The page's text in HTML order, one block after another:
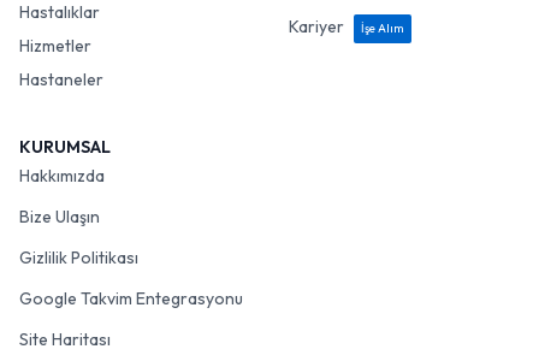
Hastalıklar
Hizmetler
Hastaneler
Kariyer
İşe Alım
KURUMSAL
Hakkımızda
Bize Ulaşın
Gizlilik Politikası
Google Takvim Entegrasyonu
Site Haritası